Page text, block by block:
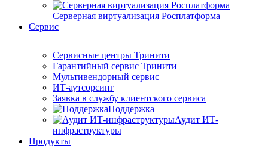
Серверная виртуализация Росплатформа
Сервис
Сервисные центры Тринити
Гарантийный сервис Тринити
Мультивендорный сервис
ИТ-аутсорсинг
Заявка в службу клиентского сервиса
Поддержка
Аудит ИТ-
инфраструктуры
Продукты